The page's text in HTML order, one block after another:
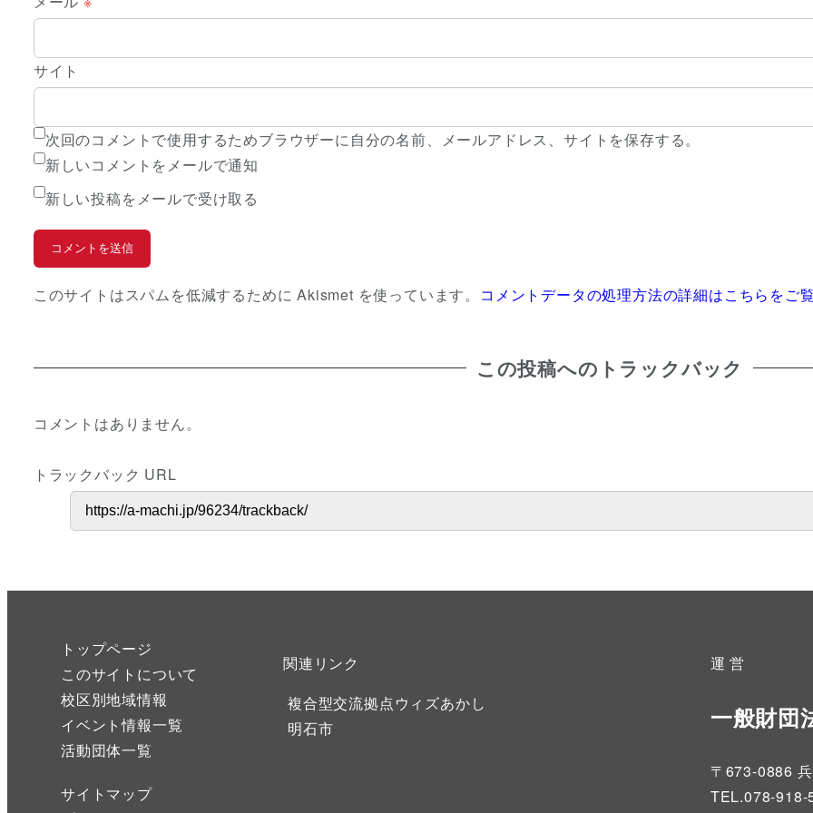
サイト
次回のコメントで使用するためブラウザーに自分の名前、メールアドレス、サイトを保存する。
新しいコメントをメールで通知
新しい投稿をメールで受け取る
このサイトはスパムを低減するために Akismet を使っています。 コメントデータの処理方法の詳細はこちらをご
この投稿へのトラックバック
コメントはありません。
トラックバック URL
トップページ
このサイトについて
校区別地域情報
イベント情報一覧
活動団体一覧
サイトマップ
関連リンク
複合型交流拠点ウィズあかし
明石市
運 営
一般財団
〒673-0886
TEL.078-